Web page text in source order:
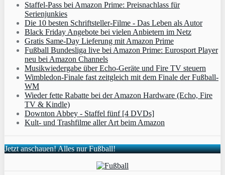
Staffel-Pass bei Amazon Prime: Preisnachlass für
Serienjunkies
Die 10 besten Schriftsteller-Filme - Das Leben als Autor
Black Friday Angebote bei vielen Anbietern im Netz
Gratis Same-Day Lieferung mit Amazon Prime
Fußball Bundesliga live bei Amazon Prime: Eurosport Player
neu bei Amazon Channels
Musikwiedergabe über Echo-Geräte und Fire TV steuern
Wimbledon-Finale fast zeitgleich mit dem Finale der Fußball-
WM
Wieder fette Rabatte bei der Amazon Hardware (Echo, Fire
TV & Kindle)
Downton Abbey - Staffel fünf [4 DVDs]
Kult- und Trashfilme aller Art beim Amazon
Jetzt anschauen! Alles nur Fußball!